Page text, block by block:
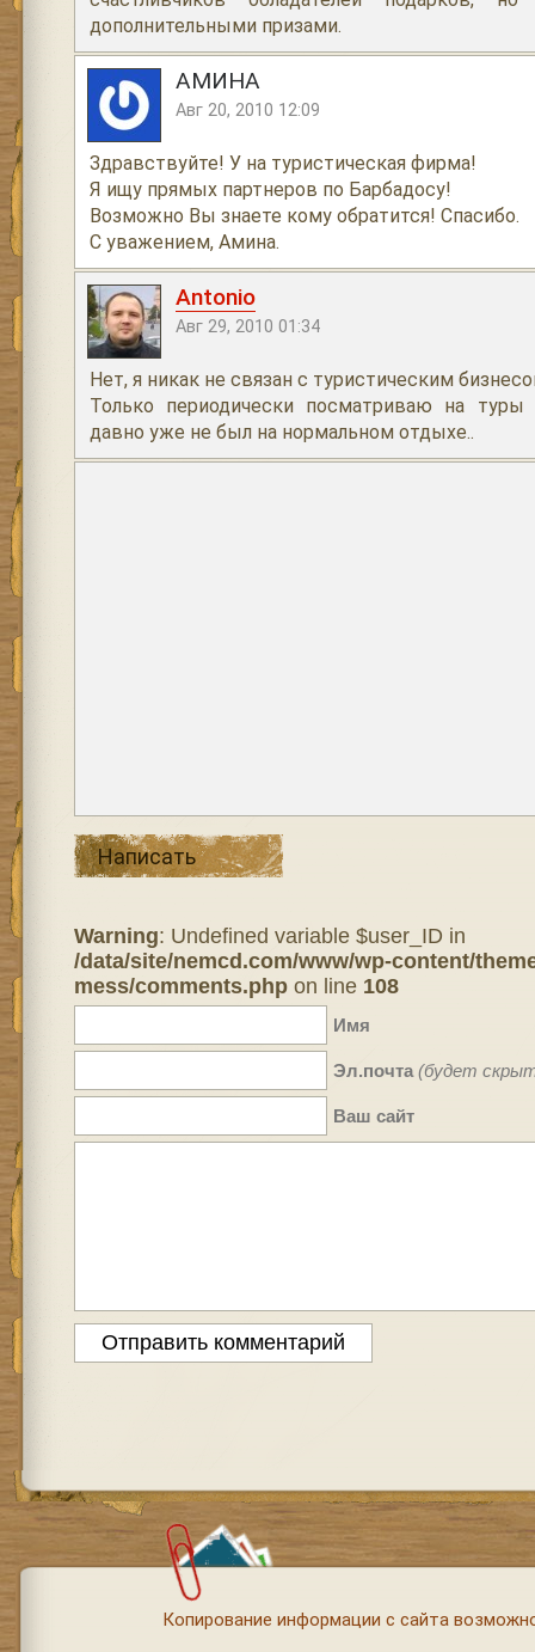
дополнительными призами.
АМИНА
Авг 20, 2010 12:09
Здравствуйте! У на туристическая фирма!
Я ищу прямых партнеров по Барбадосу!
Возможно Вы знаете кому обратится! Спасибо.
С уважением, Амина.
Antonio
Авг 29, 2010 01:34
Нет, я никак не связан с туристическим
Только периодически посматриваю на туры
давно уже не был на нормальном отдыхе..
Написать
Warning: Undefined variable $user_ID in
/data/site/nemcd.com/www/wp-content/
mess/comments.phpon line 108
Имя
Эл.почта (будет
Ваш сайт
Копирование информации с сайта